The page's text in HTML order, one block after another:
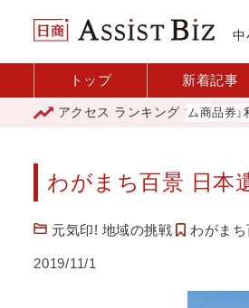
中
トップ 新着記事
アクセス ランキング
「青森市プレミアム商品券」利用店舗募
わがまち百景 日本
元気印! 地域の挑戦 わがま
2019/11/1